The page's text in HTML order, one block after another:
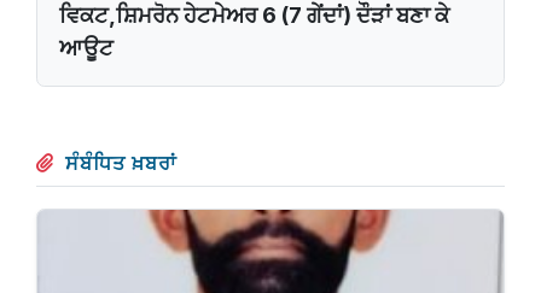
ਵਿਕਟ,ਸ਼ਿਮਰੋਨ ਹੇਟਮੇਅਰ 6 (7 ਗੇਂਦਾਂ) ਦੌੜਾਂ ਬਣਾ ਕੇ
ਆਊਟ
ਸੰਬੰਧਿਤ ਖ਼ਬਰਾਂ